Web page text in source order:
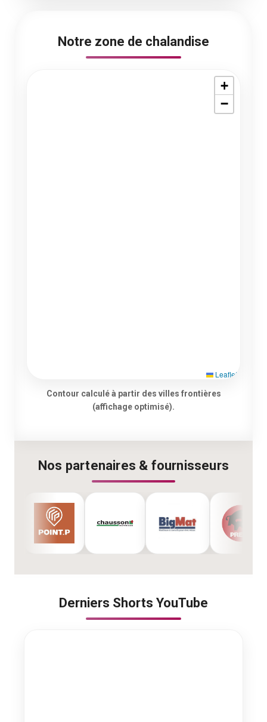
Notre zone de chalandise
+
−
Leaflet
Contour calculé à partir des villes frontières
(affichage optimisé).
Nos partenaires & fournisseurs
Derniers Shorts YouTube